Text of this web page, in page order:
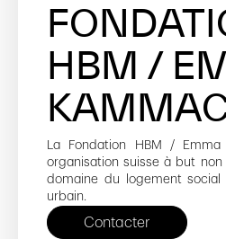
HBM /
La Fondation HBM /
organisation suisse à but
domaine du logement
urbain.
Contacter